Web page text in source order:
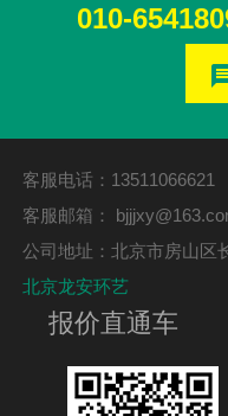
010-
客服电话：13511066621
客服邮箱：
公司地址：北京市房山区
北京龙安环艺
报价直通车